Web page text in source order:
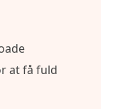
at få fuld